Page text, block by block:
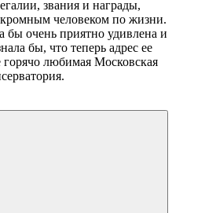
звания и награды,
человеком по жизни.
бы очень приятно удивлена и
бы, что теперь адрес ее
любимая Московская